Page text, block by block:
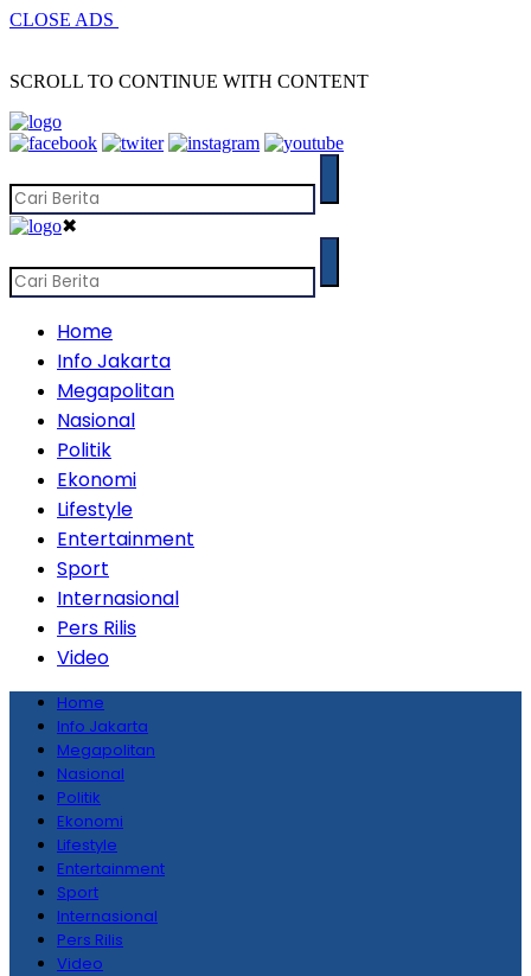
CLOSE ADS
SCROLL TO CONTINUE WITH CONTENT
✖
Home
Info Jakarta
Megapolitan
Nasional
Politik
Ekonomi
Lifestyle
Entertainment
Sport
Internasional
Pers Rilis
Video
Home
Info Jakarta
Megapolitan
Nasional
Politik
Ekonomi
Lifestyle
Entertainment
Sport
Internasional
Pers Rilis
Video